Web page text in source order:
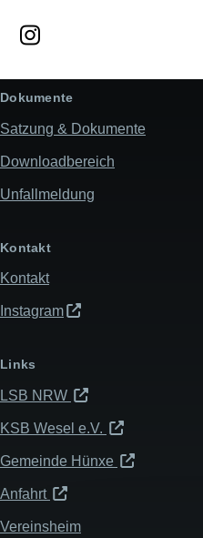
Dokumente
Satzung & Dokumente
Downloadbereich
Unfallmeldung
Kontakt
Kontakt
Instagram
Links
LSB NRW
KSB Wesel e.V.
Gemeinde Hünxe
Anfahrt
Vereinsheim